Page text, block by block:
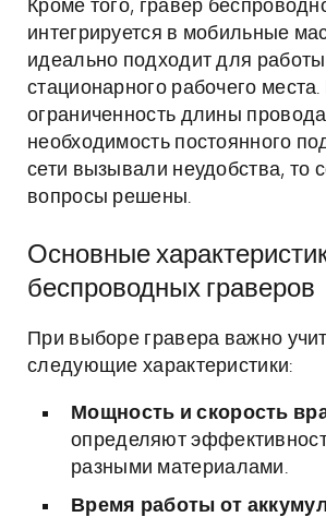
Кроме того, гравер
интегрируется в мобильные
идеально подходит для
стационарного рабочего
ограниченность длины
необходимость постоянного
сети вызывали неудобства, то
вопросы решены.
Основные
беспроводных граверов
При выборе гравера важно
следующие характеристики:
Мощность и скорость
определяют
разными материалами.
Время работы от